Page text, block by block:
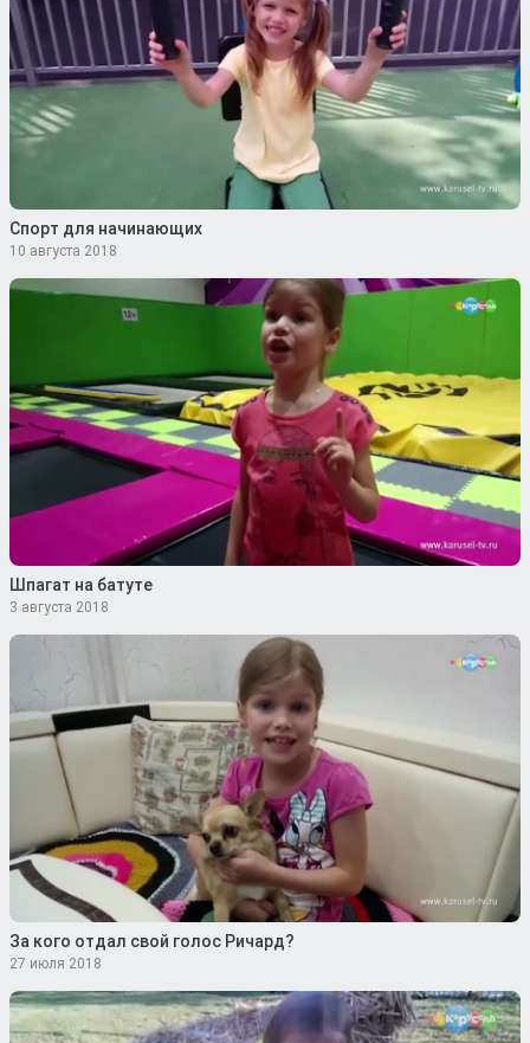
Спорт для начинающих
10 августа 2018
Шпагат на батуте
3 августа 2018
За кого отдал свой голос Ричард?
27 июля 2018